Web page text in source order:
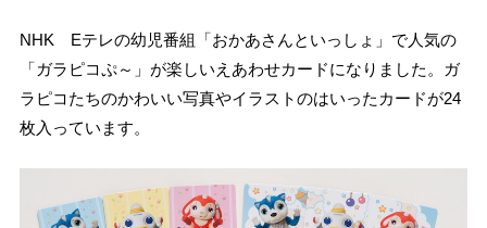
NHK Eテレの幼児番組「おかあさんといっしょ」で人気の
「ガラピコぷ～」が楽しいえあわせカードになりました。ガ
ラピコたちのかわいい写真やイラストのはいったカードが24
枚入っています。